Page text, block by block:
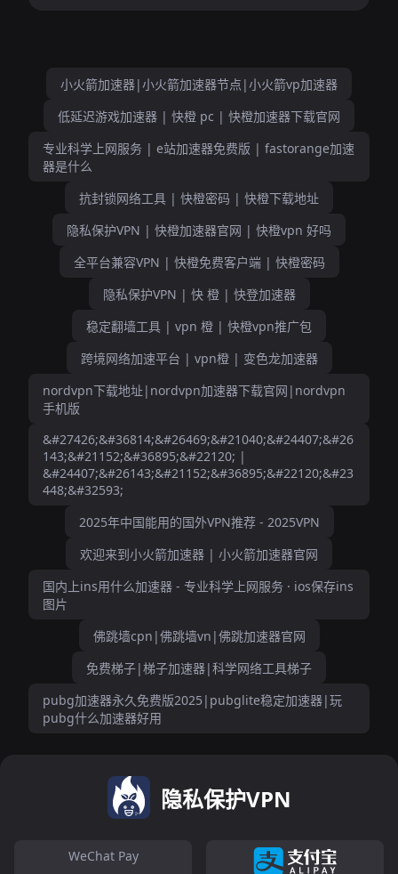
小火箭加速器|小火箭加速器节点|小火箭vp加速器
低延迟游戏加速器 | 快橙 pc | 快橙加速器下载官网
专业科学上网服务 | e站加速器免费版 | fastorange加速
器是什么
抗封锁网络工具 | 快橙密码 | 快橙下载地址
隐私保护VPN | 快橙加速器官网 | 快橙vpn 好吗
全平台兼容VPN | 快橙免费客户端 | 快橙密码
隐私保护VPN | 快 橙 | 快登加速器
稳定翻墙工具 | vpn 橙 | 快橙vpn推广包
跨境网络加速平台 | vpn橙 | 变色龙加速器
nordvpn下载地址|nordvpn加速器下载官网|nordvpn
手机版
&#27426;&#36814;&#26469;&#21040;&#24407;&#26
143;&#21152;&#36895;&#22120; |
&#24407;&#26143;&#21152;&#36895;&#22120;&#23
448;&#32593;
2025年中国能用的国外VPN推荐 - 2025VPN
欢迎来到小火箭加速器 | 小火箭加速器官网
国内上ins用什么加速器 - 专业科学上网服务 · ios保存ins
图片
佛跳墙cpn|佛跳墙vn|佛跳加速器官网
免费梯子|梯子加速器|科学网络工具梯子
pubg加速器永久免费版2025|pubglite稳定加速器|玩
pubg什么加速器好用
隐私保护VPN
WeChat Pay